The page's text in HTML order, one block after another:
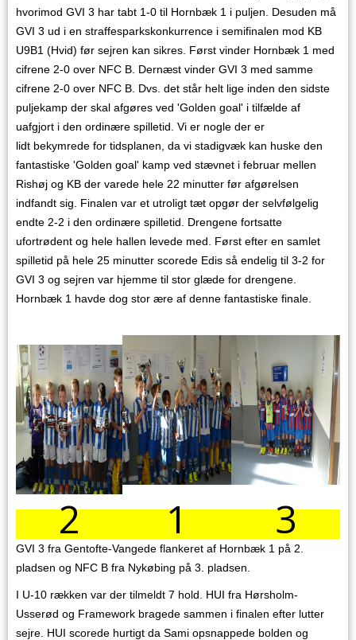
hvorimod GVI 3 har tabt 1-0 til Hornbæk 1 i puljen. Desuden må
GVI 3 ud i en straffesparkskonkurrence i semifinalen mod KB
U9B1 (Hvid) før sejren kan sikres. Først vinder Hornbæk 1 med
cifrene 2-0 over NFC B. Dernæst vinder GVI 3 med samme
cifrene 2-0 over NFC B. Dvs. det står helt lige inden den sidste
puljekamp der skal afgøres ved 'Golden goal' i tilfælde af
uafgjort i den ordinære spilletid. Vi er nogle der er
lidt bekymrede for tidsplanen, da vi stadigvæk kan huske den
fantastiske 'Golden goal' kamp ved stævnet i februar mellen
Rishøj og KB der varede hele 22 minutter før afgørelsen
indfandt sig. Finalen var et utroligt tæt opgør der selvfølgelig
endte 2-2 i den ordinære spilletid. Drengene fortsatte
ufortrødent og hele hallen levede med. Først efter en samlet
spilletid på hele 25 minutter scorede Edis så endelig til 3-2 for
GVI 3 og sejren var hjemme til stor glæde for drengene.
Hornbæk 1 havde dog stor ære af denne fantastiske finale.
2 1 3
GVI 3 fra Gentofte-Vangede flankeret af Hornbæk 1 på 2.
pladsen og NFC B fra Nykøbing på 3. pladsen.
I U-10 rækken var der tilmeldt 7 hold. HUI fra Hørsholm-
Usserød og Framework bragede sammen i finalen efter lutter
sejre. HUI scorede hurtigt da Sami opsnappede bolden og